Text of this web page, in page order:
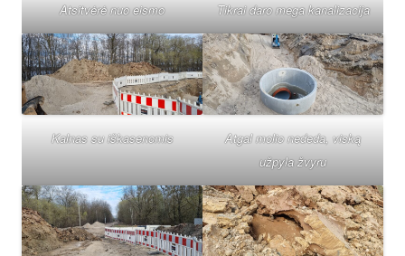
Atsitvėrė nuo eismo Tikrai daro mega kanalizacija
Kalnas su iškasenomis
Atgal molio nededa, viską
užpyla žvyru